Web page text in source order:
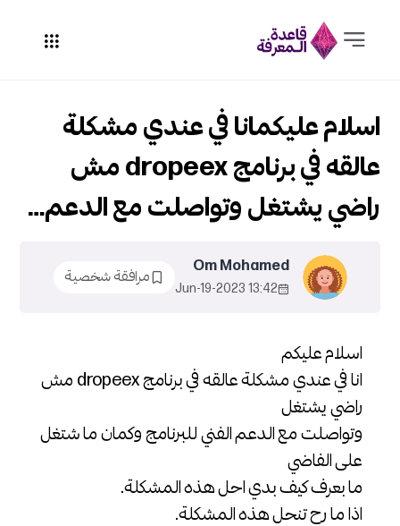
اسلام عليكم
انا في عندي مشكلة عالقه في برنامج dropeex مش
راضي يشتغل
وتواصلت مع الدعم الفني للبرنامج وكمان ما شتغل
على الفاضي
ما بعرف كيف بدي احل هذه المشكلة.
اذا ما رح تنحل هذه المشكلة.
اسلام عليكمانا في عندي مشكلة
عالقه في برنامج dropeex مش
راضي يشتغل وتواصلت مع الدعم…
Om Mohamed
13:42 2023-Jun-19
مرافقة شخصية